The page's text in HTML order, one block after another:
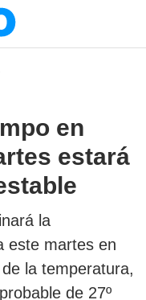
en
estará
la
este martes en
la temperatura,
de 27º